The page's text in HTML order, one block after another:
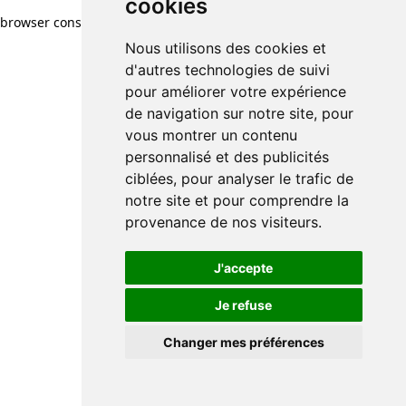
cookies
Nous utilisons des cookies et
d'autres technologies de suivi
pour améliorer votre expérience
de navigation sur notre site, pour
vous montrer un contenu
personnalisé et des publicités
ciblées, pour analyser le trafic de
notre site et pour comprendre la
provenance de nos visiteurs.
J'accepte
Je refuse
Changer mes préférences
browser console for more information)